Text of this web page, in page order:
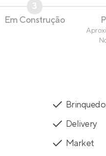
3
Em Construção
Delivery
Market